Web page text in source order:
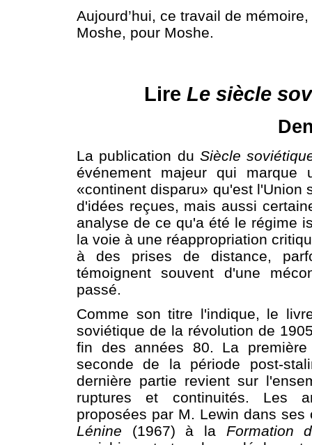
Aujourd’hui, ce travail de
Moshe, pour Moshe.
Lire Le siècle
La publication duSiècle
événement majeur qui
«continent disparu» qu'est l'Union
d'idées reçues, mais aussi
analyse de ce qu'a été le régime
la voie à une réappropriation
à des prises de distance,
témoignent souvent d'une
passé.
Comme son titre l'indique, le
soviétique de la révolution de
fin des années 80. La
seconde de la période post-
dernière partie revient sur
ruptures et continuités. Les
proposées par M. Lewin dans
Lénine (1967) à la Formation